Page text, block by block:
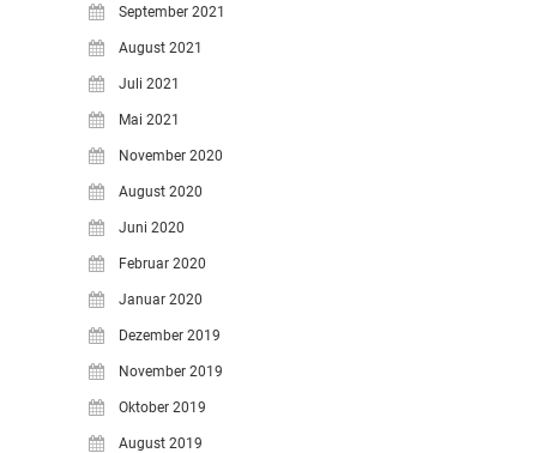
September 2021
August 2021
Juli 2021
Mai 2021
November 2020
August 2020
Juni 2020
Februar 2020
Januar 2020
Dezember 2019
November 2019
Oktober 2019
August 2019